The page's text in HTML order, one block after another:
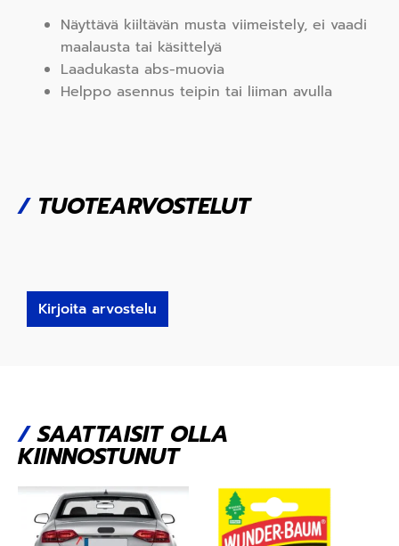
Näyttävä kiiltävän musta viimeistely, ei vaadi
maalausta tai käsittelyä
Laadukasta abs-muovia
Helppo asennus teipin tai liiman avulla
/TUOTEARVOSTELUT
Kirjoita arvostelu
/SAATTAISIT OLLA
KIINNOSTUNUT